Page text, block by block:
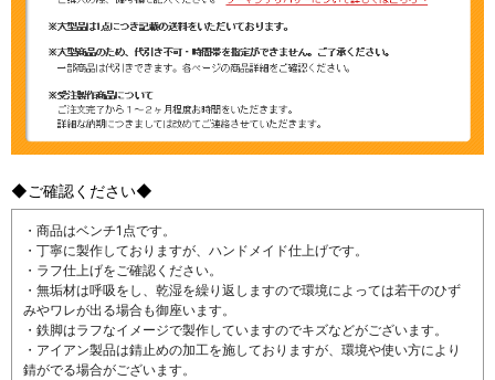
◆ご確認ください◆
・商品はベンチ1点です。
・丁寧に製作しておりますが、ハンドメイド仕上げです。
・ラフ仕上げをご確認ください。
・無垢材は呼吸をし、乾湿を繰り返しますので環境によっては若干のひず
みやワレが出る場合も御座います。
・鉄脚はラフなイメージで製作していますのでキズなどがございます。
・アイアン製品は錆止めの加工を施しておりますが、環境や使い方により
錆がでる場合がございます。